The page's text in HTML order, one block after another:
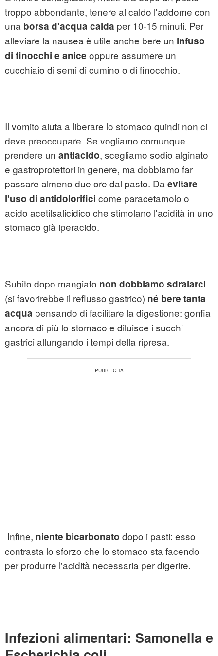
troppo abbondante, tenere al caldo l'addome con
una borsa d'acqua calda per 10-15 minuti. Per
alleviare la nausea è utile anche bere un infuso
di finocchi e anice oppure assumere un
cucchiaio di semi di cumino o di finocchio.
Il vomito aiuta a liberare lo stomaco quindi non ci
deve preoccupare. Se vogliamo comunque
prendere un antiacido, scegliamo sodio alginato
e gastroprotettori in genere, ma dobbiamo far
passare almeno due ore dal pasto. Da evitare
l'uso di antidolorifici come paracetamolo o
acido acetilsalicidico che stimolano l'acidità in uno
stomaco già iperacido.
Subito dopo mangiato non dobbiamo sdraiarci
(si favorirebbe il reflusso gastrico) né bere tanta
acqua pensando di facilitare la digestione: gonfia
ancora di più lo stomaco e diluisce i succhi
gastrici allungando i tempi della ripresa.
Infine, niente bicarbonato dopo i pasti: esso
contrasta lo sforzo che lo stomaco sta facendo
per produrre l'acidità necessaria per digerire.
Infezioni alimentari: Samonella e